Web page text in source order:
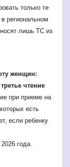
только те
региональном
лишь ТС из
женщин:
чтение
при приеме на
есть
если ребенку
года.